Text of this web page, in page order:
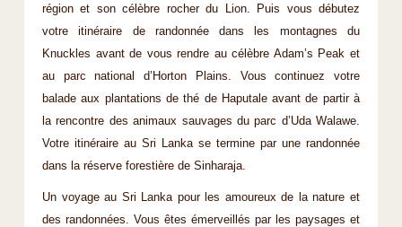
région et son célèbre rocher du Lion. Puis vous débutez
votre itinéraire de randonnée dans les montagnes du
Knuckles avant de vous rendre au célèbre Adam’s Peak et
au parc national d’Horton Plains. Vous continuez votre
balade aux plantations de thé de Haputale avant de partir à
la rencontre des animaux sauvages du parc d’Uda Walawe.
Votre itinéraire au Sri Lanka se termine par une randonnée
dans la réserve forestière de Sinharaja.
Un voyage au Sri Lanka pour les amoureux de la nature et
des randonnées. Vous êtes émerveillés par les paysages et